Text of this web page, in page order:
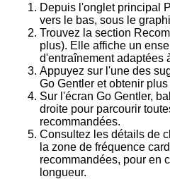
Depuis l'onglet principal
vers le bas, sous le
Trouvez la section
plus). Elle affiche un
d'entraînement adaptées
Appuyez sur l'une des
Go Gentler et obtenir
Sur l'écran Go Gentler,
droite pour parcourir
recommandées.
Consultez les détails de
la zone de fréquence
recommandées, pour en
longueur.